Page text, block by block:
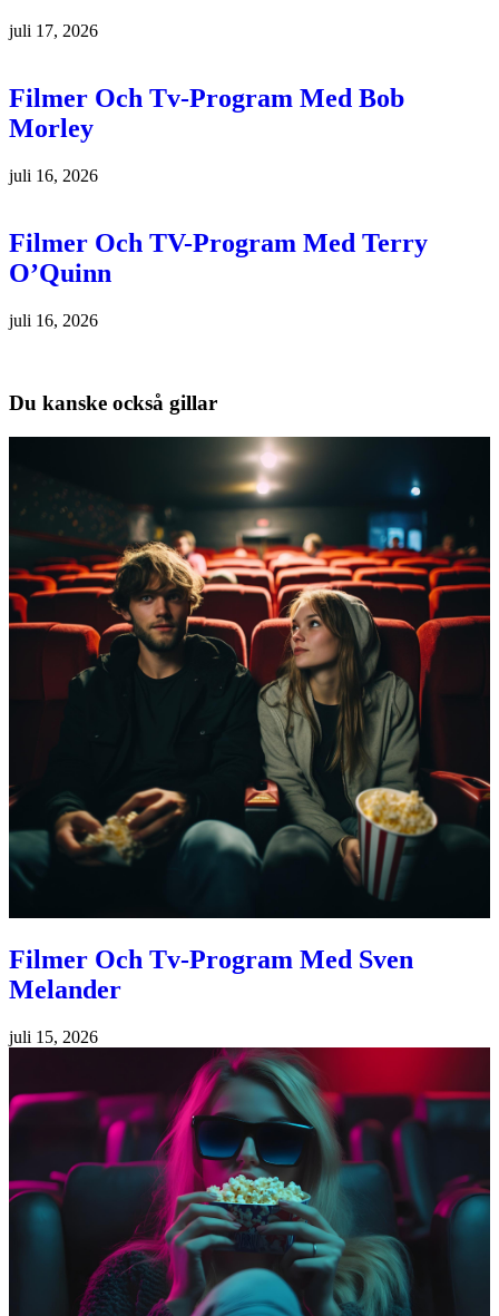
juli 17, 2026
Filmer Och Tv-Program Med Bob
Morley
juli 16, 2026
Filmer Och TV-Program Med Terry
O’Quinn
juli 16, 2026
Du kanske också gillar
Filmer Och Tv-Program Med Sven
Melander
juli 15, 2026